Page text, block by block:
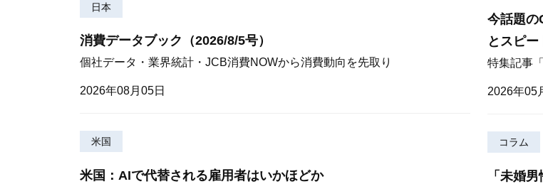
日本
消費データブック（2026/8/5号）
個社データ・業界統計・JCB消費NOWから消費動向を先取り
2026年08月05日
米国
米国：AIで代替される雇用者はいかほどか
今話題
とスピ
特集記事
2026年05
コラム
「未婚